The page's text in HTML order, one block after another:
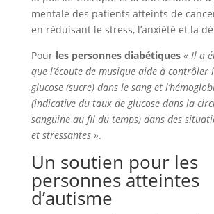
mentale des patients atteints de
en réduisant le stress, l’anxiété et la
Pour les personnes diabétiques « Il a
que l’écoute de musique aide à contrôler
glucose (sucre) dans le sang et
(indicative du taux de glucose dans la
sanguine au fil du temps) dans des
et stressantes ».
Un soutien pour les
personnes atteintes
d’autisme